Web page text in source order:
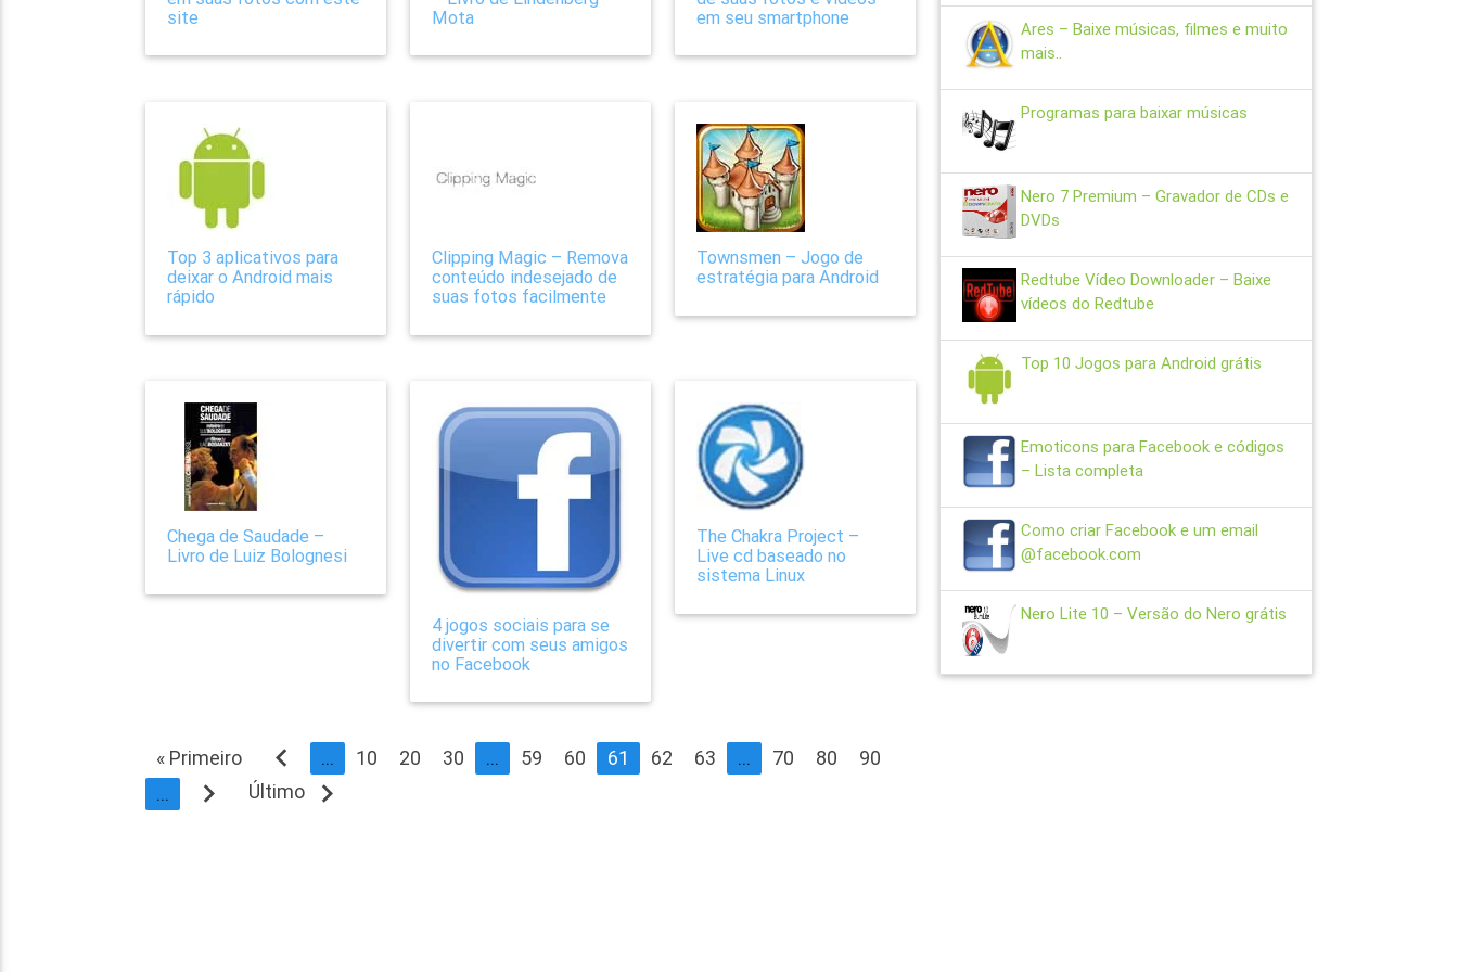
site
Mota
em seu smartphone
Top 3 aplicativos para
deixar o Android mais
rápido
Clipping Magic – Remova
conteúdo indesejado de
suas fotos facilmente
Townsmen – Jogo de
estratégia para Android
Chega de Saudade –
Livro de Luiz Bolognesi
4 jogos sociais para se
divertir com seus amigos
no Facebook
The Chakra Project –
Live cd baseado no
sistema Linux
« Primeiro navigate_before ... 10 20 30 ... 59 60 61 62 63 ... 70 80
90
...
navigate_next Último navigate_next
Ares – Baixe músicas, filmes e muito
mais..
Programas para baixar músicas
Nero 7 Premium – Gravador de CDs e
DVDs
Redtube Vídeo Downloader – Baixe
vídeos do Redtube
Top 10 Jogos para Android grátis
Emoticons para Facebook e códigos
– Lista completa
Como criar Facebook e um email
@facebook.com
Nero Lite 10 – Versão do Nero grátis